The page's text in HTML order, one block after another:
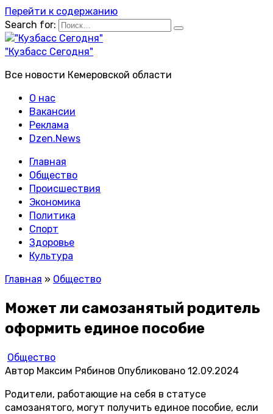
Перейти к содержанию
Search for:
"Кузбасс Сегодня"
Все новости Кемеровской области
О нас
Вакансии
Реклама
Dzen.News
Главная
Общество
Происшествия
Экономика
Политика
Спорт
Здоровье
Культура
Главная » Общество
Может ли самозанятый родитель
оформить единое пособие
Общество
Автор Максим Рябинов Опубликовано 12.09.2024
Родители, работающие на себя в статусе
самозанятого, могут получить единое пособие, если